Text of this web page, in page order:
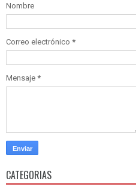
Nombre
Correo electrónico *
Mensaje *
CATEGORIAS